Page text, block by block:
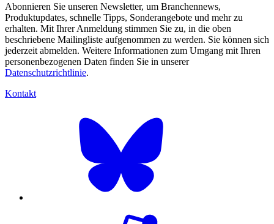
Abonnieren Sie unseren Newsletter, um Branchennews,
Produktupdates, schnelle Tipps, Sonderangebote und mehr zu
erhalten. Mit Ihrer Anmeldung stimmen Sie zu, in die oben
beschriebene Mailingliste aufgenommen zu werden. Sie können sich
jederzeit abmelden. Weitere Informationen zum Umgang mit Ihren
personenbezogenen Daten finden Sie in unserer
Datenschutzrichtlinie.
Kontakt